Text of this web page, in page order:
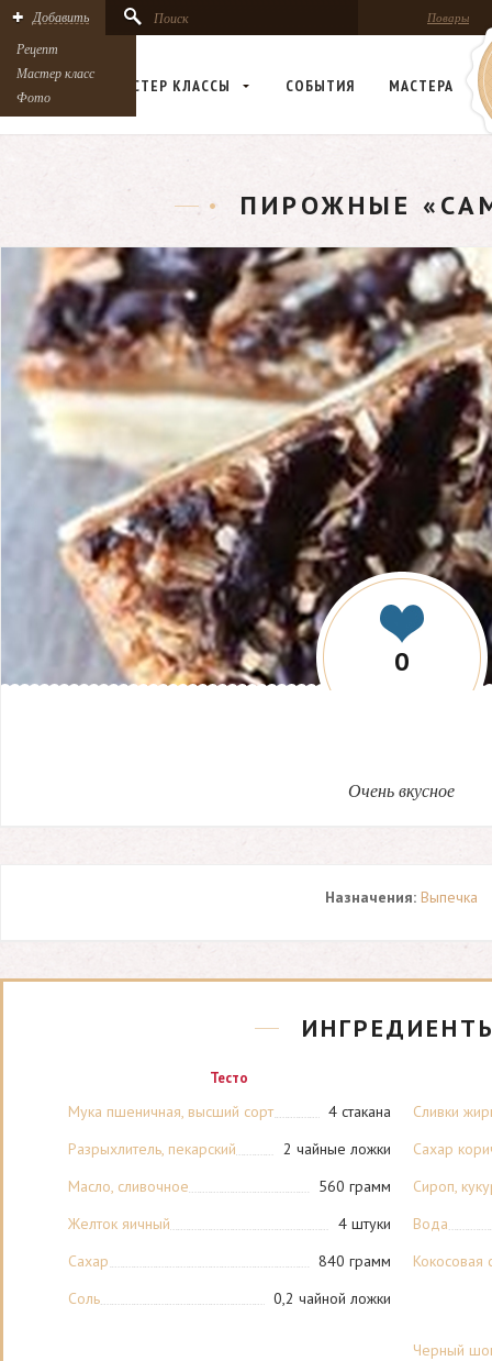
Повары
Добавить
Рецепт
Мастер класс
Фото
Поиск
РЕЦЕПТЫ МАСТЕР КЛАСCЫ СОБЫТИЯ МАСТЕРА
ПИРОЖНЫЕ
0
Очень вкусное
Назначения: Выпечка
Тесто
4 стакана
Мука пшеничная, высший сорт
2 чайные ложки
Разрыхлитель, пекарский
560 грамм
Масло, сливочное
4 штуки
Желток яичный
840 грамм
Сахар
0,2 чайной ложки
Соль
Сливки
Сахар
Сироп,
Вода
Кокосовая
Черный